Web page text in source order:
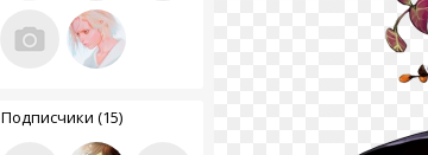
Подписчики (15)